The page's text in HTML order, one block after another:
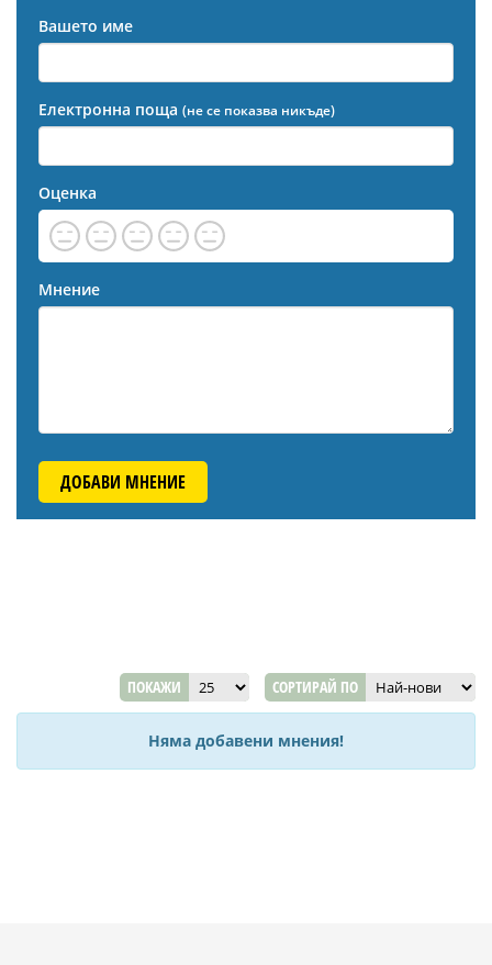
Вашето име
Електронна поща (не се показва никъде)
Оценка
Мнение
ДОБАВИ МНЕНИЕ
ПОКАЖИ СОРТИРАЙ ПО
Няма добавени мнения!